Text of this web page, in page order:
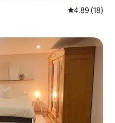
平均评分
4.89 (18)